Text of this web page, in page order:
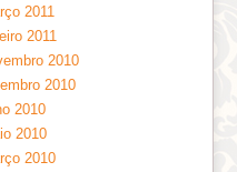
2011
2011
2010
2010
2010
2010
2010